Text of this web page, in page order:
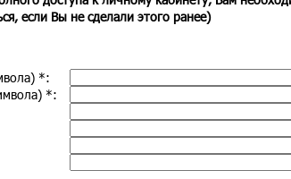
если Вы не сделали этого ранее)
*:
*: